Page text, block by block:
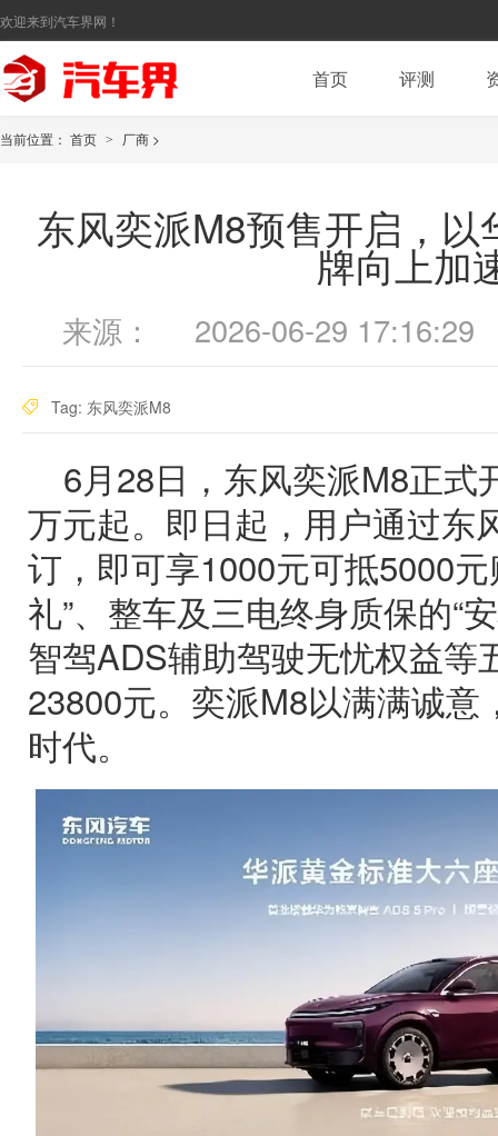
欢迎来到汽车界网！
首页 评测
当前位置： 首页 > 厂商 >
东风奕派M8预售开启，
牌向上加
来源： 2026-06-29 17:16:29
Tag: 东风奕派M8
6月28日，东风奕派M8正式
万元起。即日起，用户通过东
订，即可享1000元可抵5000
礼”、整车及三电终身质保的“
智驾ADS辅助驾驶无忧权益等
23800元。奕派M8以满满诚
时代。